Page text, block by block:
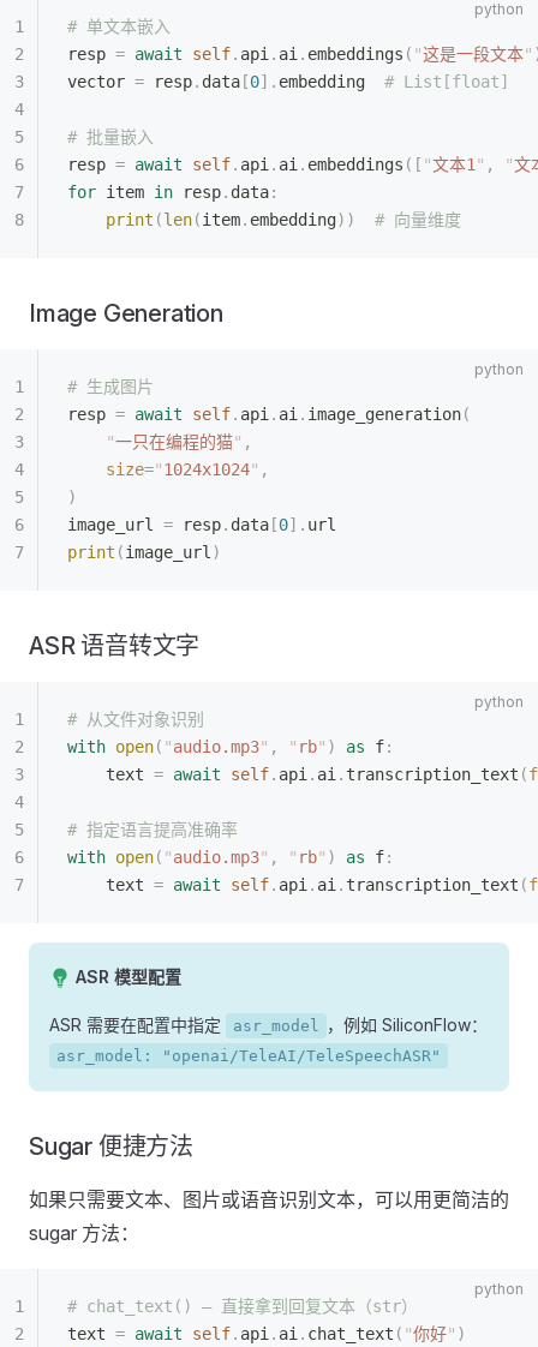
# 单文本嵌入
resp = await self. api . ai . embeddings ( "这是一段文本"
vector = resp. data [0]. embedding # List[float]
# 批量嵌入
resp = await self. api . ai . embeddings ([ "文本1 " , "文
for item in resp. data:
    print
(len(item. embedding))
  # 向量维度
Image Generation
# 生成图片
resp = await self. api . ai . image_generation(
    "
一只在编程的猫" ,
    size
="1024x1024" ,
)
image_url = resp. data [0]. url
print (image_url )
ASR 语音转文字
# 从文件对象识别
with open( "audio.mp3" , " rb" ) as f:
    text
= await self. api . ai . transcription_text (
# 指定语言提高准确率
with open( "audio.mp3" , " rb" ) as f:
    text
= await self. api . ai . transcription_text (
ASR 模型配置
ASR 需要在配置中指定 asr_model ，例如 SiliconFlow：
asr_model: "openai/TeleAI/TeleSpeechASR"
Sugar 便捷方法
如果只需要文本、图片或语音识别文本，可以用更简洁的
sugar 方法：
# chat_text() — 直接拿到回复文本（str）
text = await self. api . ai . chat_text ( "你好" )